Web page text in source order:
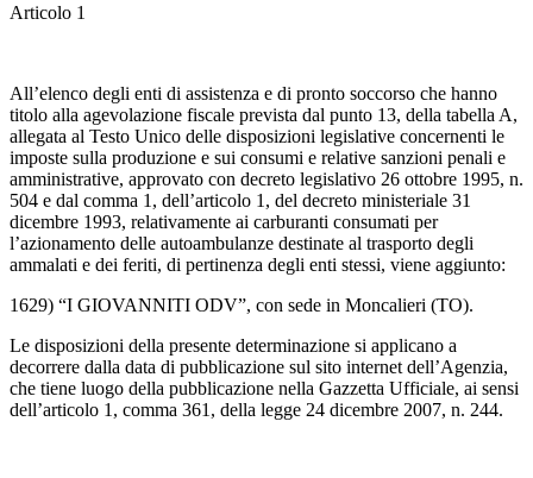
Articolo 1
All’elenco degli enti di assistenza e di pronto soccorso che hanno
titolo alla agevolazione fiscale prevista dal punto 13, della tabella A,
allegata al Testo Unico delle disposizioni legislative concernenti le
imposte sulla produzione e sui consumi e relative sanzioni penali e
amministrative, approvato con decreto legislativo 26 ottobre 1995, n.
504 e dal comma 1, dell’articolo 1, del decreto ministeriale 31
dicembre 1993, relativamente ai carburanti consumati per
l’azionamento delle autoambulanze destinate al trasporto degli
ammalati e dei feriti, di pertinenza degli enti stessi, viene aggiunto:
1629) “I GIOVANNITI ODV”, con sede in Moncalieri (TO).
Le disposizioni della presente determinazione si applicano a
decorrere dalla data di pubblicazione sul sito internet dell’Agenzia,
che tiene luogo della pubblicazione nella Gazzetta Ufficiale, ai sensi
dell’articolo 1, comma 361, della legge 24 dicembre 2007, n. 244.